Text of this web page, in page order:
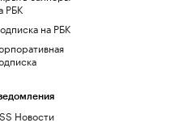
РБК
на РБК
Новости